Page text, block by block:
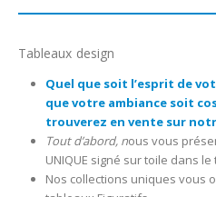
Tableaux design
Quel que soit l’esprit de
que votre ambiance soit
trouverez en vente sur
Tout d’abord, nous vous
UNIQUE signé sur toile dans
Nos collections uniques vous